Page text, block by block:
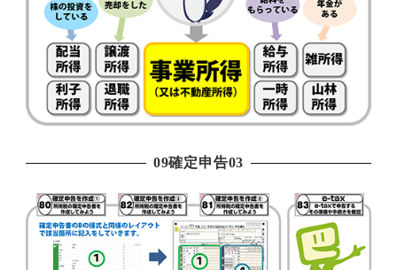
09確定申告03